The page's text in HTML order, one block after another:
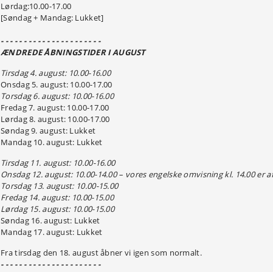
Lørdag:10.00-17.00
[Søndag + Mandag: Lukket]
- - - - - - - - - - - - - - - - - - - - - -
ÆNDREDE ÅBNINGSTIDER I AUGUST
Tirsdag 4. august: 10.00-16.00
Onsdag 5. august: 10.00-17.00
Torsdag 6. august: 10.00-16.00
Fredag 7. august: 10.00-17.00
Lørdag 8. august: 10.00-17.00
Søndag 9. august: Lukket
Mandag 10. august: Lukket
Tirsdag 11. august: 10.00-16.00
Onsdag 12. august: 10.00-14.00 – vores engelske omvisning kl. 14.00 er
Torsdag 13. august: 10.00-15.00
Fredag 14. august: 10.00-15.00
Lørdag 15. august: 10.00-15.00
Søndag 16. august: Lukket
Mandag 17. august: Lukket
Fra tirsdag den 18. august åbner vi igen som normalt.
- - - - - - - - - - - - - - - - - - - - - -